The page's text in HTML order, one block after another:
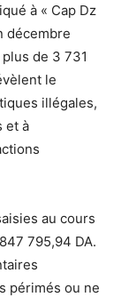
à « Cap Dz
décembre
de 3 731
le
illégales,
et à
au cours
795,94 DA.
périmés ou ne